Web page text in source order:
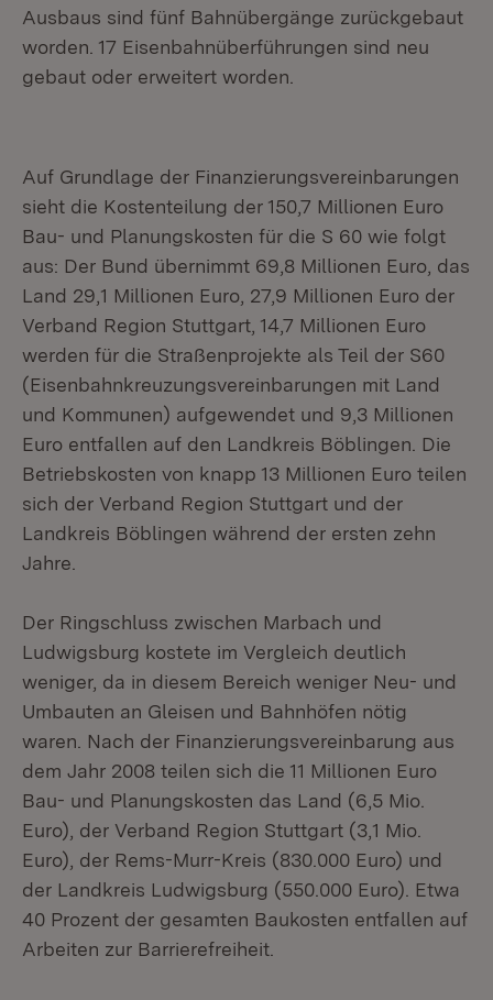
Ausbaus sind fünf Bahnübergänge zurückgebaut
worden. 17 Eisenbahnüberführungen sind neu
gebaut oder erweitert worden.
Auf Grundlage der Finanzierungsvereinbarungen
sieht die Kostenteilung der 150,7 Millionen Euro
Bau- und Planungskosten für die S 60 wie folgt
aus: Der Bund übernimmt 69,8 Millionen Euro, das
Land 29,1 Millionen Euro, 27,9 Millionen Euro der
Verband Region Stuttgart, 14,7 Millionen Euro
werden für die Straßenprojekte als Teil der S60
(Eisenbahnkreuzungsvereinbarungen mit Land
und Kommunen) aufgewendet und 9,3 Millionen
Euro entfallen auf den Landkreis Böblingen. Die
Betriebskosten von knapp 13 Millionen Euro teilen
sich der Verband Region Stuttgart und der
Landkreis Böblingen während der ersten zehn
Jahre.
Der Ringschluss zwischen Marbach und
Ludwigsburg kostete im Vergleich deutlich
weniger, da in diesem Bereich weniger Neu- und
Umbauten an Gleisen und Bahnhöfen nötig
waren. Nach der Finanzierungsvereinbarung aus
dem Jahr 2008 teilen sich die 11 Millionen Euro
Bau- und Planungskosten das Land (6,5 Mio.
Euro), der Verband Region Stuttgart (3,1 Mio.
Euro), der Rems-Murr-Kreis (830.000 Euro) und
der Landkreis Ludwigsburg (550.000 Euro). Etwa
40 Prozent der gesamten Baukosten entfallen auf
Arbeiten zur Barrierefreiheit.